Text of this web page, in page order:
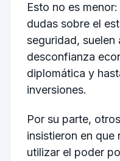
Esto no es
dudas sobre el
seguridad, suelen
desconfianza
diplomática y
inversiones.
Por su parte,
insistieron en que
utilizar el poder